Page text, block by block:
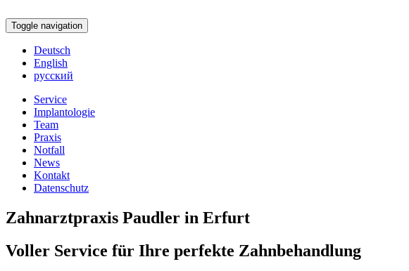
Toggle navigation
Deutsch
English
русский
Service
Implantologie
Team
Praxis
Notfall
News
Kontakt
Datenschutz
Zahnarztpraxis Paudler in Erfurt
Voller Service für Ihre perfekte Zahnbehandlung